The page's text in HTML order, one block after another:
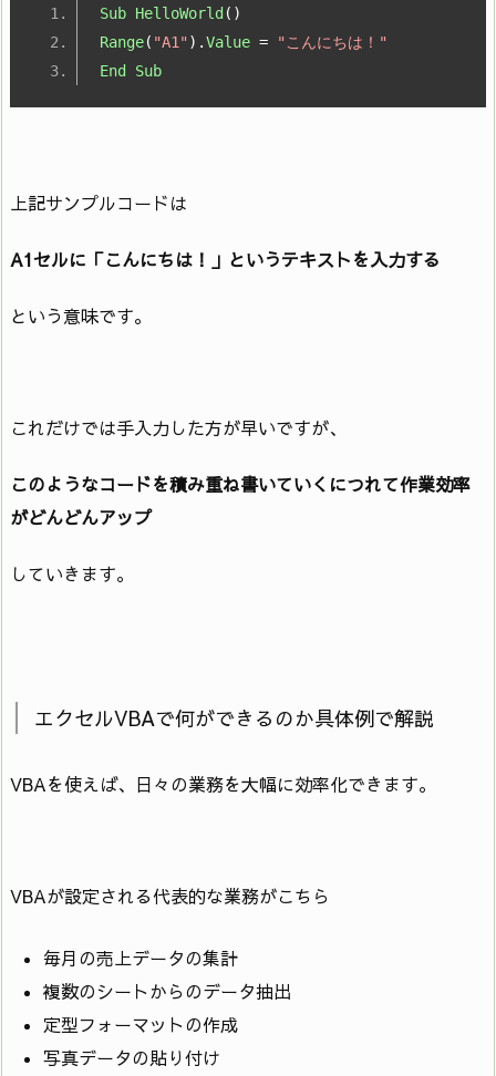
Sub HelloWorld ()
Range( "A1").Value =
"こんにちは！"
End
Sub
上記サンプルコードは
A1セルに「こんにちは！」というテキストを入力する
という意味です。
これだけでは手入力した方が早いですが、
このようなコードを積み重ね書いていくにつれて作業効率
がどんどんアップ
していきます。
エクセルVBAで何ができるのか具体例で解説
VBAを使えば、日々の業務を大幅に効率化できます。
VBAが設定される代表的な業務がこちら
毎月の売上データの集計
複数のシートからのデータ抽出
定型フォーマットの作成
写真データの貼り付け